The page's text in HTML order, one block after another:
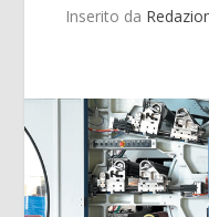
Inserito da